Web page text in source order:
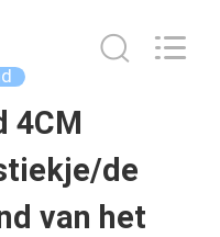
4CM
de
van het